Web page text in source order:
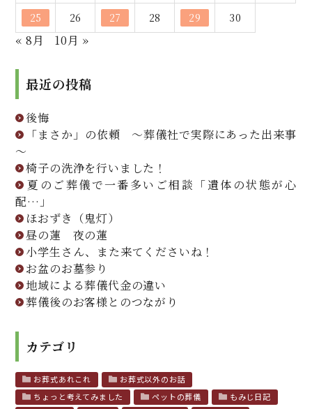
25 26 27 28 29 30
« 8月 10月 »
最近の投稿
後悔
「まさか」の依頼 ～葬儀社で実際にあった出来事
～
椅子の洗浄を行いました！
夏のご葬儀で一番多いご相談「遺体の状態が心
配…」
ほおずき（鬼灯）
昼の蓮 夜の蓮
小学生さん、また来てくださいね！
お盆のお墓参り
地域による葬儀代金の違い
葬儀後のお客様とのつながり
カテゴリ
お葬式あれこれ
お葬式以外のお話
ちょっと考えてみました
ペットの葬儀
もみじ日記